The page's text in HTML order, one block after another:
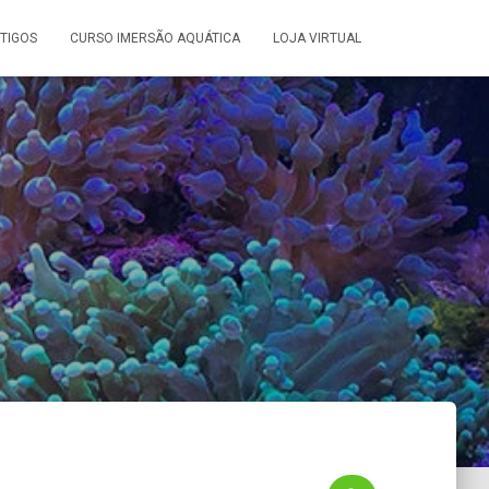
CURSO IMERSÃO AQUÁTICA LOJA VIRTUAL